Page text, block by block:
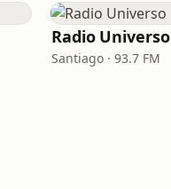
Radio Universo
Santiago · 93.7 FM